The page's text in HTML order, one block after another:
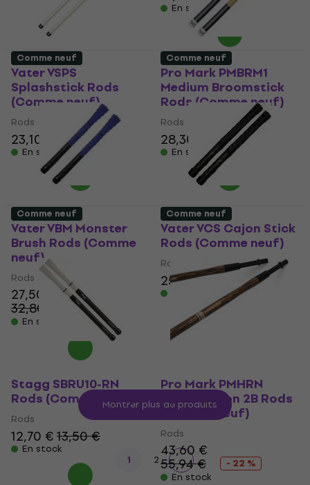
En stock
Vater VSPS
Splashstick Rods
(Comme neuf)
Rods
23,10 €
En stock
Pro Mark PMBRM1
Medium Broomstick
Rods (Comme neuf)
Rods
28,30 € 30 €
En stock
Comme neuf
Vater VBM Monster
Brush Rods (Comme
neuf)
Rods
27,50 €
32,80 €
- 16 %
En stock
Comme neuf
Vater VCS Cajon Stick
Rods (Comme neuf)
Rods
25,60 €27,60 €
Comme neuf
Stagg SBRU10-RN
Rods (Comme neuf)
Rods
12,70 €13,50 €
En stock
Comme neuf
Pro Mark PMHRN
Hybrid Nylon 2B Rods
(Comme neuf)
Rods
43,60 €
55,94 €
- 22 %
En stock
Montrer plus de produits
1 2